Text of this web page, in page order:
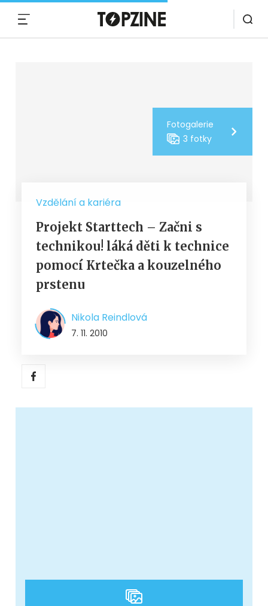
Fotogalerie
3 fotky
Vzdělání a kariéra
Projekt Starttech – Začni s
technikou! láká děti k technice
pomocí Krtečka a kouzelného
prstenu
Nikola Reindlová
7. 11. 2010